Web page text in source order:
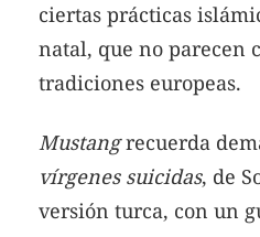
ciertas prácticas
natal, que no parecen
tradiciones europeas.
Mustangrecuerda
vírgenes suicidas, de
versión turca, con un